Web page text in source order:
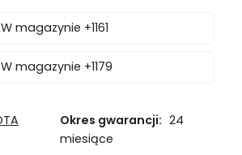
W magazynie +1161
W magazynie +1179
Okres gwarancji: 24
miesiące